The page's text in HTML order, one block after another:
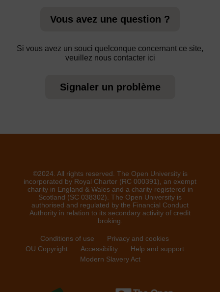
Vous avez une question ?
Si vous avez un souci quelconque concernant ce site,
veuillez nous contacter ici
Signaler un problème
©2024. All rights reserved. The Open University is
incorporated by Royal Charter (RC 000391), an exempt
charity in England & Wales and a charity registered in
Scotland (SC 038302). The Open University is
authorised and regulated by the Financial Conduct
Authority in relation to its secondary activity of credit
broking.
Conditions of use
Privacy and cookies
OU Copyright
Accessibility
Help and support
Modern Slavery Act